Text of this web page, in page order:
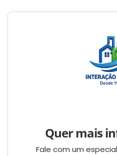
Quer mais
Fale com um